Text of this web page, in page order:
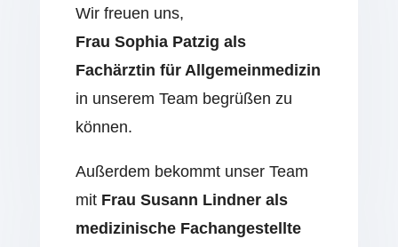
Wir freuen uns,
Frau Sophia Patzig als
Fachärztin für Allgemeinmedizin
in unserem Team begrüßen zu
können.
Außerdem bekommt unser Team
mit Frau Susann Lindner als
medizinische Fachangestellte